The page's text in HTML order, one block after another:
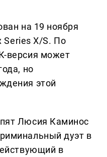
на 19 ноября
Series X/S. По
версия может
но
этой
Люсия Каминос
дуэт в
в